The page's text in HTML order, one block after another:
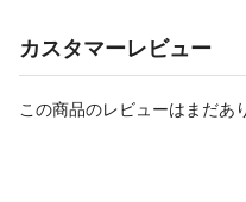
カスタマーレビュー
この商品のレビューはまだあ